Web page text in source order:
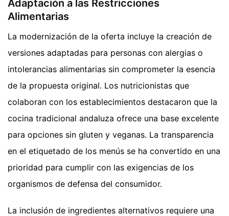
Adaptación a las Restricciones
Alimentarias
La modernización de la oferta incluye la creación de
versiones adaptadas para personas con alergias o
intolerancias alimentarias sin comprometer la esencia
de la propuesta original. Los nutricionistas que
colaboran con los establecimientos destacaron que la
cocina tradicional andaluza ofrece una base excelente
para opciones sin gluten y veganas. La transparencia
en el etiquetado de los menús se ha convertido en una
prioridad para cumplir con las exigencias de los
organismos de defensa del consumidor.
La inclusión de ingredientes alternativos requiere una